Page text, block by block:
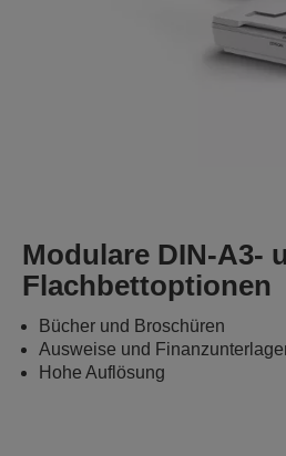
Modulare DIN-A3-
Flachbettoptionen
Bücher und Broschüren
Ausweise und
Hohe Auflösung